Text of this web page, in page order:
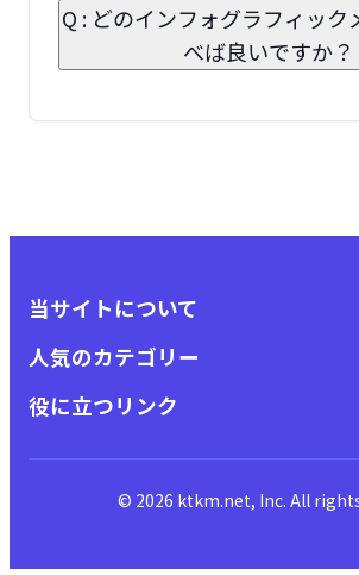
Q : どのインフォグラフィック
べば良いですか？
当サイトについて
人気のカテゴリー
役に立つリンク
© 2026 ktkm.net, Inc. All